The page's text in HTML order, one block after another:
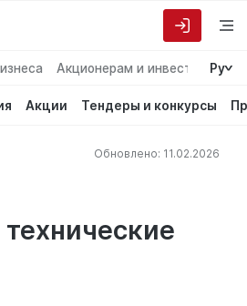
Акционерам и инвесторам
Ру
Акции Тендеры и конкурсы
Обновлено: 11.02.2026